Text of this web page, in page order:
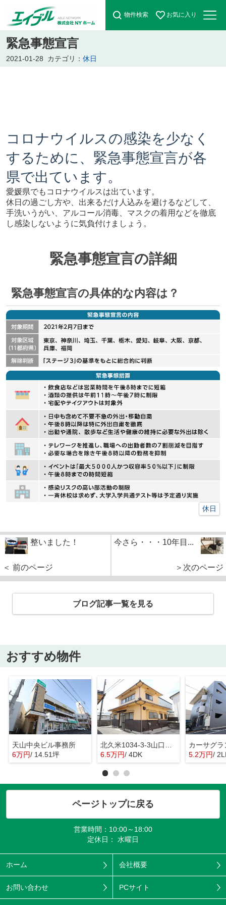
物件検索 お気に入り
緊急事態宣言
2021-01-28 カテゴリ： 休日
コロナウイルスの感染を少なく
するために、緊急事態宣言が各
県で出ています。
愛媛県でもコロナウイルスは出ています。
休日の過ごし方や、出来るだけ人込みを避けるなどして、
手洗いうがい、アルコール消毒、マスクの着用などを徹底
し感染しないように気負付けましょう。
緊急事態宣言の詳細
緊急事態宣言の具体的な内容は？
休日
整いました！
＜ 前のページ
今さら・・・10年目...
＞次のページ
ブログ記事一覧を見る
おすすめ物件
天山中央ビル事務所
6万円/ 14.51坪
6.5万円/ 4DK
カーサグラ
5.2万円/
ページトップに戻る
営業時間：10:00～18:00
定休日： 水曜日
ホーム 会社概要
お問い合わせ PCサイト